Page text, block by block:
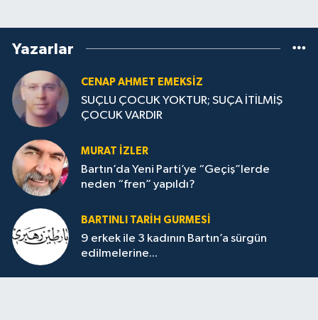
Yazarlar
CENAP AHMET EMEKSİZ
SUÇLU ÇOCUK YOKTUR; SUÇA İTİLMİŞ
ÇOCUK VARDIR
MURAT İZLER
Bartın’da Yeni Parti’ye “Geçiş”lerde
neden “fren” yapıldı?
BARTINLI TARIH GURMESI
9 erkek ile 3 kadının Bartın’a sürgün
edilmelerine...